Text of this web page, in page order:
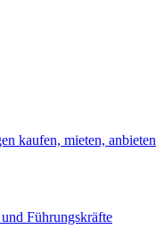
kaufen, mieten, anbieten
Führungskräfte